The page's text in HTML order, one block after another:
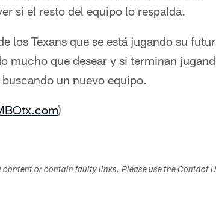
si el resto del equipo lo respalda.
los Texans que se está jugando su
mucho que desear y si terminan
un nuevo equipo.
)
or contain faulty links. Please use the Contact